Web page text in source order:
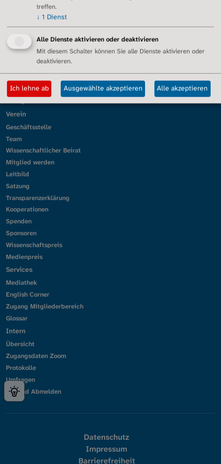
Essen/Duisburg
Gütersloh/Ostwestfalen
Lörrach und Südbaden
Mittelhessen
Ober-/Mittel-/Unterfranken
Verein
Geschäftsstelle
Team
Wissenschaftlicher Beirat
Mitglied werden
Leitbild
Satzung
Transparenzerklärung
Kooperationen
Spenden
Sponsoren
Wissenschaftspreis
Medienpreis
Services
Mediathek
English Corner
Zugang Mitgliederbereich
Glossar
Intern
Übersicht
Zugangsdaten Zoom
Protokolle
Umfragen
An- und Abmelden
Datenschutz
Impressum
Barrierefreiheit
treffen.
↓ 1 Dienst
Alle Dienste aktivieren oder deaktivieren
Mit diesem Schalter können Sie alle Dienste aktivieren oder
deaktivieren.
Ich lehne ab Ausgewählte akzeptieren Alle akzeptieren